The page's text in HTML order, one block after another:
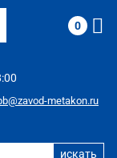
metakon.ru
0